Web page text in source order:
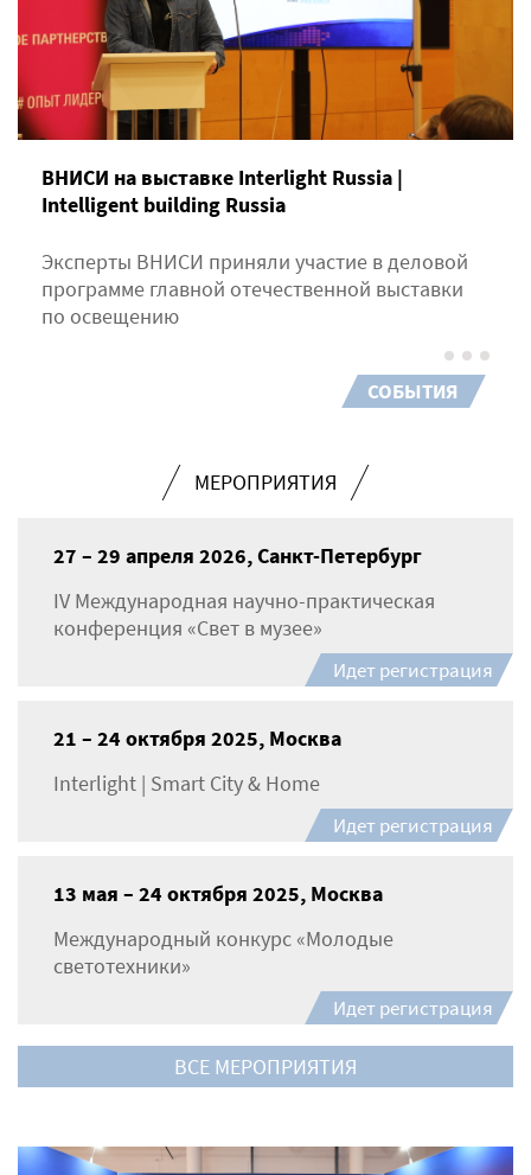
ВНИСИ на выставке Interlight Russia |
Intelligent building Russia
Эксперты ВНИСИ приняли участие в деловой
программе главной отечественной выставки
по освещению
СОБЫТИЯ
МЕРОПРИЯТИЯ
27 – 29 апреля 2026, Санкт-Петербург
IV Международная научно-практическая
конференция «Свет в музее»
Идет регистрация
21 – 24 октября 2025, Москва
Interlight | Smart City & Home
Идет регистрация
13 мая – 24 октября 2025, Москва
Международный конкурс «Молодые
светотехники»
Идет регистрация
ВСЕ МЕРОПРИЯТИЯ